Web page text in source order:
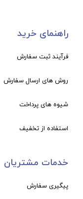
راهنمای خرید
فرآیند ثبت سفارش
روش های ارسال سفارش
شیوه های پرداخت
استفاده از تخفیف
خدمات مشتریان
پیگیری سفارش